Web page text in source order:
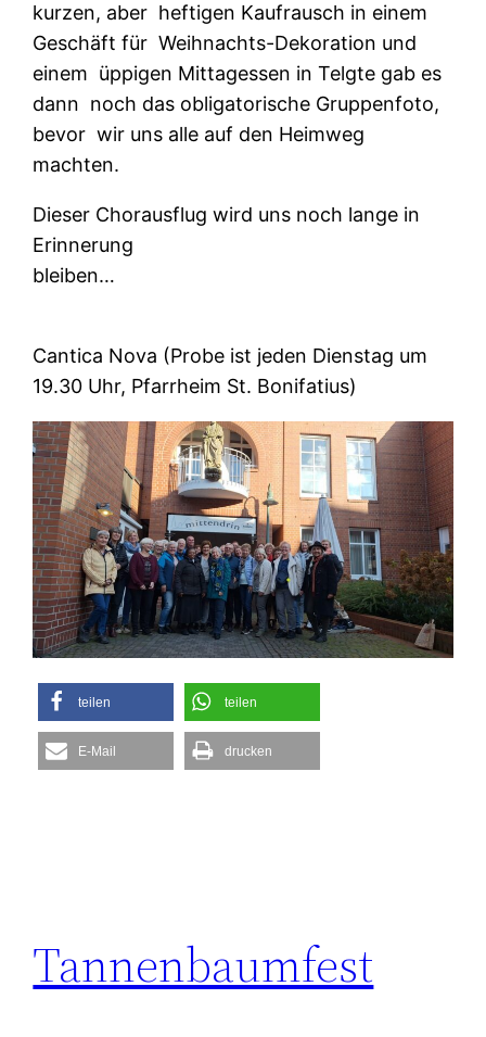
kurzen, aber heftigen Kaufrausch in einem
Geschäft für Weihnachts-Dekoration und
einem üppigen Mittagessen in Telgte gab es
dann noch das obligatorische Gruppenfoto,
bevor wir uns alle auf den Heimweg
machten.
Dieser Chorausflug wird uns noch lange in
Erinnerung
bleiben…
Cantica Nova (Probe ist jeden Dienstag um
19.30 Uhr, Pfarrheim St. Bonifatius)
teilen teilen
E-Mail drucken
Tannenbaumfest